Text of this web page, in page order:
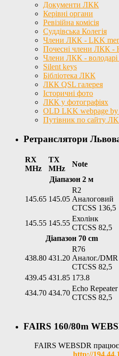
Документи ЛКК
Керівні органи
Ревізійна комісія
Суддівська Колегія
Члени ЛКК - LKK
Почесні члени ЛКК -
Члени ЛКК - володарі
Silent keys
Бібліотека ЛКК
ЛКК QSL галерея
Історичні фото
ЛКК у фотографіях
OLD LKK webpage
Путівник по сайту
Ретранслятори
RX
MHz
TX
MHz
Note
Діапазон 2 м
145.65 145.05
R2
Аналоговий
CTCSS 136,5
145.55 145.55
Ехолінк
CTCSS 82,5
Діапазон 70 cm
438.80 431.20
R76
Аналог./DMR
CTCSS 82,5
439.45 431.85 173.8
434.70 434.70
Echo Repeater
CTCSS 82,5
FAIRS 160/80m
FAIRS WEBSDR
http://